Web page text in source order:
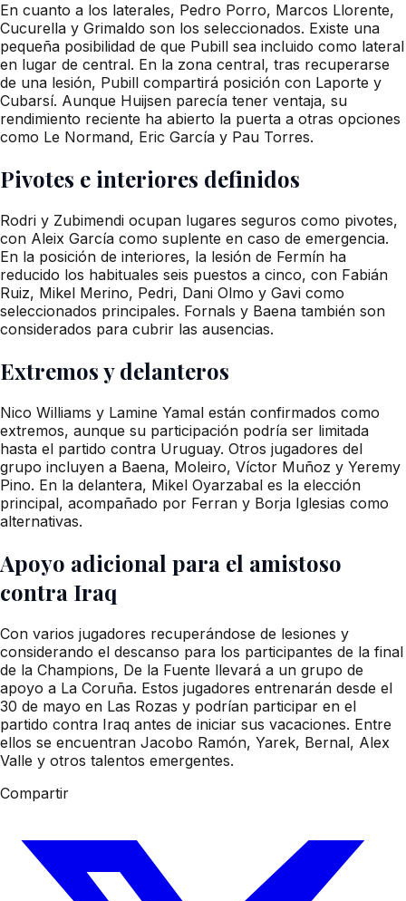
En cuanto a los laterales, Pedro Porro, Marcos Llorente,
Cucurella y Grimaldo son los seleccionados. Existe una
pequeña posibilidad de que Pubill sea incluido como lateral
en lugar de central. En la zona central, tras recuperarse
de una lesión, Pubill compartirá posición con Laporte y
Cubarsí. Aunque Huijsen parecía tener ventaja, su
rendimiento reciente ha abierto la puerta a otras opciones
como Le Normand, Eric García y Pau Torres.
Pivotes e interiores definidos
Rodri y Zubimendi ocupan lugares seguros como pivotes,
con Aleix García como suplente en caso de emergencia.
En la posición de interiores, la lesión de Fermín ha
reducido los habituales seis puestos a cinco, con Fabián
Ruiz, Mikel Merino, Pedri, Dani Olmo y Gavi como
seleccionados principales. Fornals y Baena también son
considerados para cubrir las ausencias.
Extremos y delanteros
Nico Williams y Lamine Yamal están confirmados como
extremos, aunque su participación podría ser limitada
hasta el partido contra Uruguay. Otros jugadores del
grupo incluyen a Baena, Moleiro, Víctor Muñoz y Yeremy
Pino. En la delantera, Mikel Oyarzabal es la elección
principal, acompañado por Ferran y Borja Iglesias como
alternativas.
Apoyo adicional para el amistoso
contra Iraq
Con varios jugadores recuperándose de lesiones y
considerando el descanso para los participantes de la final
de la Champions, De la Fuente llevará a un grupo de
apoyo a La Coruña. Estos jugadores entrenarán desde el
30 de mayo en Las Rozas y podrían participar en el
partido contra Iraq antes de iniciar sus vacaciones. Entre
ellos se encuentran Jacobo Ramón, Yarek, Bernal, Alex
Valle y otros talentos emergentes.
Compartir